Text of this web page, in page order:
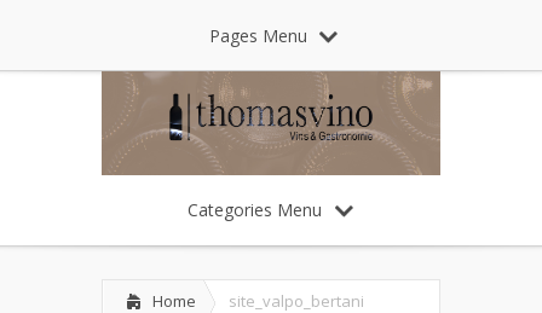
Pages Menu
Categories Menu
Home site_valpo_bertani